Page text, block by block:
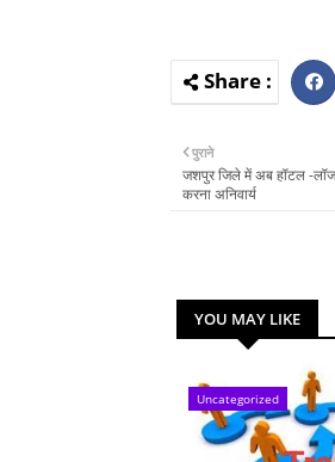
पुराने
जशपुर जिले में अब हॉटल -लॉज
करना अनिवार्य
YOU MAY LIKE
Uncategorized